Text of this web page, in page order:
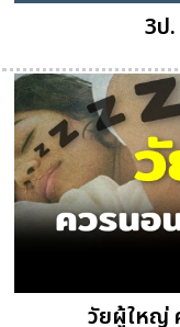
3ป
วัยผู้ใหญ่